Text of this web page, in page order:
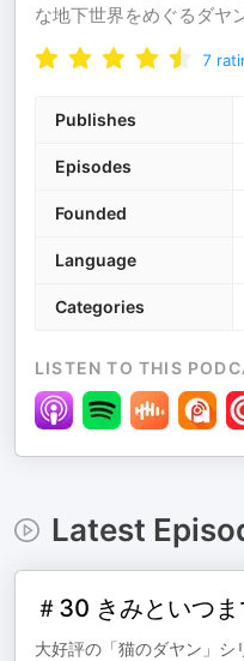
な地下世界をめぐるダヤ
7
Publishes
Episodes
Founded
Language
Categories
LISTEN TO THIS
Latest
＃30 きみといつ
大好評の「猫のダヤン」シ